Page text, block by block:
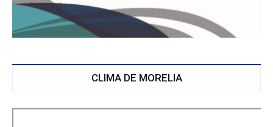
CLIMA DE MORELIA